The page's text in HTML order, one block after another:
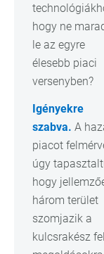
hogy ne
le az egyre
élesebb piaci
versenyben?
Igényekre
szabva. A
piacot
úgy
hogy
három terület
szomjazik a
kulcsrakész